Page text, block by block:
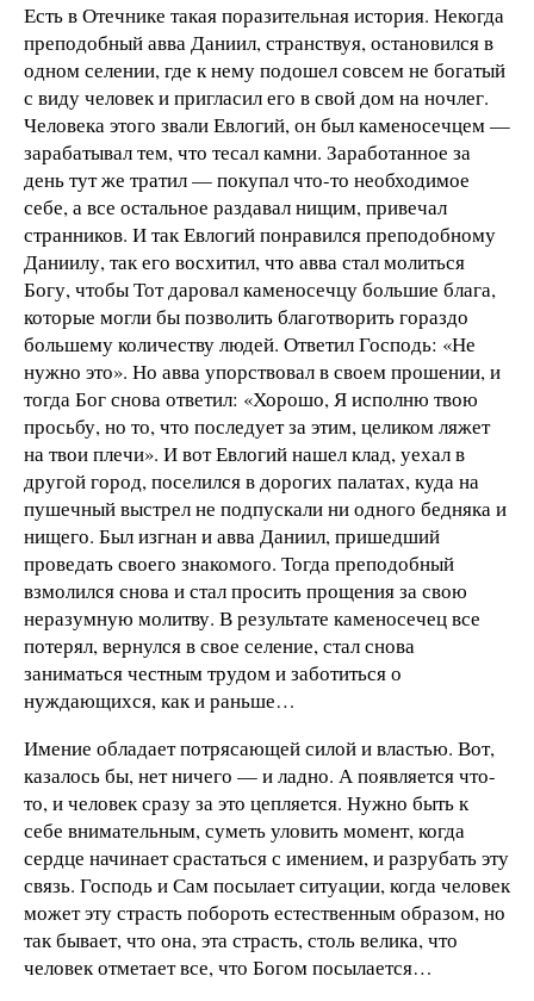
Есть в Отечнике такая поразительная история. Некогда
преподобный авва Даниил, странствуя, остановился в
одном селении, где к нему подошел совсем не богатый
с виду человек и пригласил его в свой дом на ночлег.
Человека этого звали Евлогий, он был каменосечцем —
зарабатывал тем, что тесал камни. Заработанное за
день тут же тратил — покупал что-то необходимое
себе, а все остальное раздавал нищим, привечал
странников. И так Евлогий понравился преподобному
Даниилу, так его восхитил, что авва стал молиться
Богу, чтобы Тот даровал каменосечцу большие блага,
которые могли бы позволить благотворить гораздо
большему количеству людей. Ответил Господь: «Не
нужно это». Но авва упорствовал в своем прошении, и
тогда Бог снова ответил: «Хорошо, Я исполню твою
просьбу, но то, что последует за этим, целиком ляжет
на твои плечи». И вот Евлогий нашел клад, уехал в
другой город, поселился в дорогих палатах, куда на
пушечный выстрел не подпускали ни одного бедняка и
нищего. Был изгнан и авва Даниил, пришедший
проведать своего знакомого. Тогда преподобный
взмолился снова и стал просить прощения за свою
неразумную молитву. В результате каменосечец все
потерял, вернулся в свое селение, стал снова
заниматься честным трудом и заботиться о
нуждающихся, как и раньше…
Имение обладает потрясающей силой и властью. Вот,
казалось бы, нет ничего — и ладно. А появляется что-
то, и человек сразу за это цепляется. Нужно быть к
себе внимательным, суметь уловить момент, когда
сердце начинает срастаться с имением, и разрубать эту
связь. Господь и Сам посылает ситуации, когда человек
может эту страсть побороть естественным образом, но
так бывает, что она, эта страсть, столь велика, что
человек отметает все, что Богом посылается…